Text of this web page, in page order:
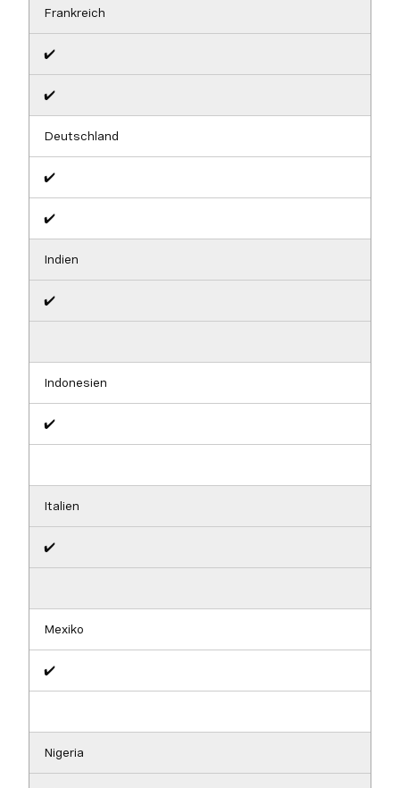
Frankreich
✔️
✔️
Deutschland
✔️
✔️
Indien
✔️
Indonesien
✔️
Italien
✔️
Mexiko
✔️
Nigeria